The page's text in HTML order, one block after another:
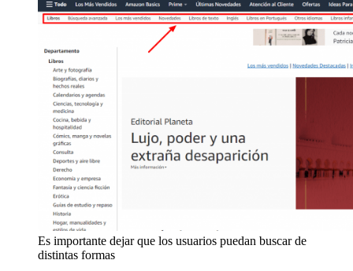
Es importante dejar que los usuarios puedan buscar de
distintas formas